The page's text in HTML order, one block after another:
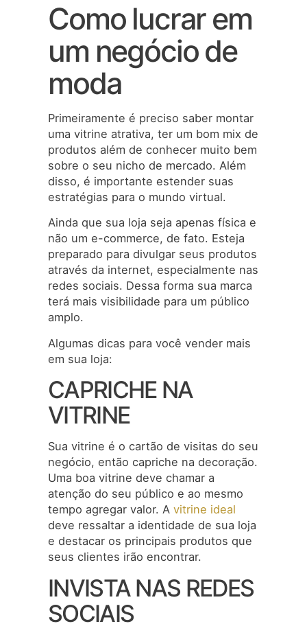
Como lucrar em
um negócio de
moda
Primeiramente é preciso saber montar
uma vitrine atrativa, ter um bom mix de
produtos além de conhecer muito bem
sobre o seu nicho de mercado. Além
disso, é importante estender suas
estratégias para o mundo virtual.
Ainda que sua loja seja apenas física e
não um e-commerce, de fato. Esteja
preparado para divulgar seus produtos
através da internet, especialmente nas
redes sociais. Dessa forma sua marca
terá mais visibilidade para um público
amplo.
Algumas dicas para você vender mais
em sua loja:
CAPRICHE NA
VITRINE
Sua vitrine é o cartão de visitas do seu
negócio, então capriche na decoração.
Uma boa vitrine deve chamar a
atenção do seu público e ao mesmo
tempo agregar valor. A vitrine ideal
deve ressaltar a identidade de sua loja
e destacar os principais produtos que
seus clientes irão encontrar.
INVISTA NAS REDES
SOCIAIS